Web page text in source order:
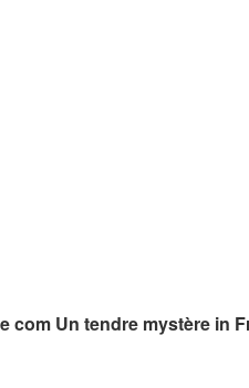
com Un tendre mystère in